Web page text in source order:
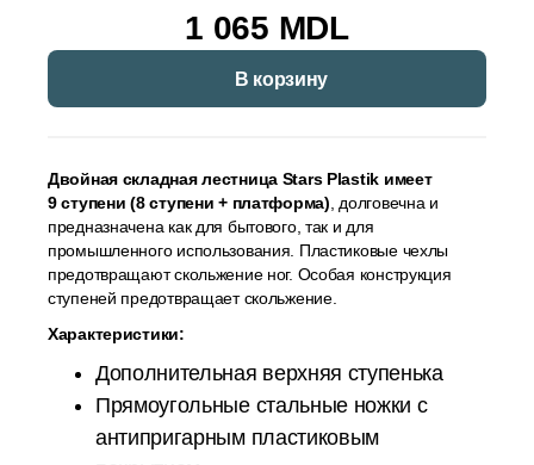
1 065 MDL
В корзину
Двойная складная лестница Stars Plastik имеет
9 ступени (8 ступени + платформа) , долговечна и
предназначена как для бытового, так и для
промышленного использования. Пластиковые чехлы
предотвращают скольжение ног. Особая конструкция
ступеней предотвращает скольжение.
Характеристики:
Дополнительная верхняя ступенька
Прямоугольные стальные ножки с
антипригарным пластиковым